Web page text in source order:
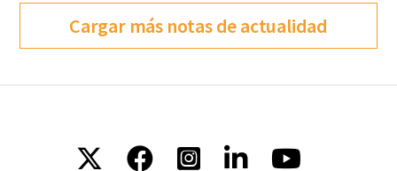
Cargar más notas de actualidad